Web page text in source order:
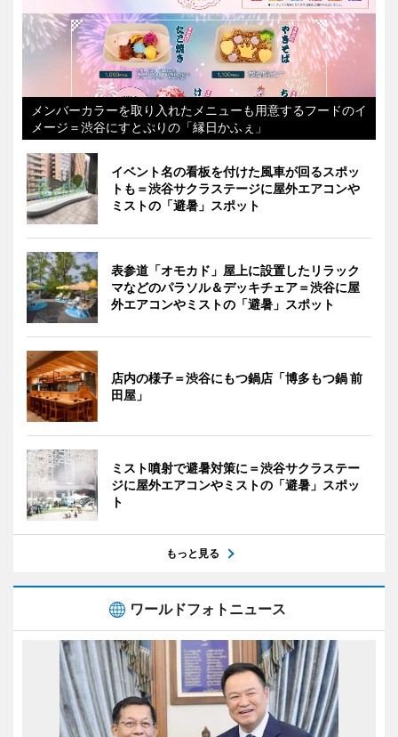
メンバーカラーを取り入れたメニューも用意するフードのイ
メージ＝渋谷にすとぷりの「縁日かふぇ」
イベント名の看板を付けた風車が回るスポッ
トも＝渋谷サクラステージに屋外エアコンや
ミストの「避暑」スポット
表参道「オモカド」屋上に設置したリラック
マなどのパラソル＆デッキチェア＝渋谷に屋
外エアコンやミストの「避暑」スポット
店内の様子＝渋谷にもつ鍋店「博多もつ鍋 前
田屋」
ミスト噴射で避暑対策に＝渋谷サクラステー
ジに屋外エアコンやミストの「避暑」スポッ
ト
もっと見る
ワールドフォトニュース